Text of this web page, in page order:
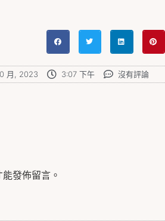
月, 2023 3:07 下午 沒有評論
發佈留言。